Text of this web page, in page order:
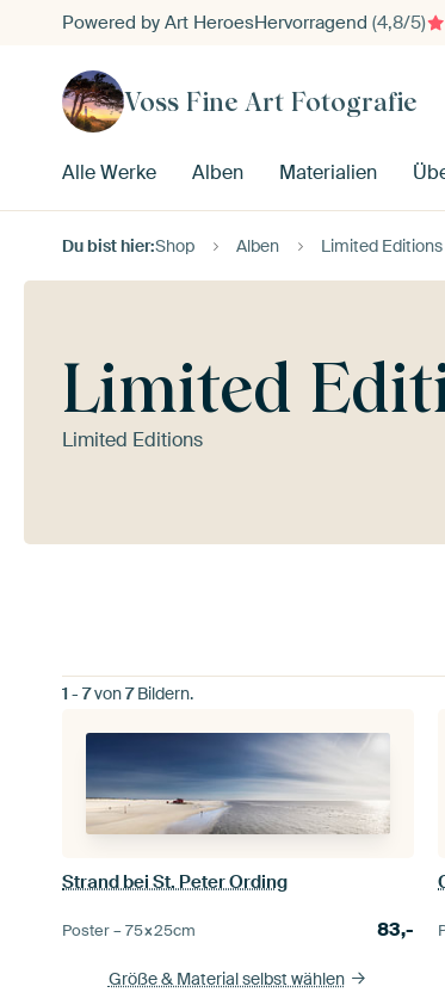
Powered by Art HeroesHervorragend (4,8/5)
Voss Fine Art Fotografie
Alle Werke Alben Materialien
Du bist hier:Shop Alben Limited Editions
Limited
Limited Editions
1 - 7von7Bildern.
Strand bei St. Peter Ording
Poster –75×25cm 83,-
Größe & Material selbst wählen